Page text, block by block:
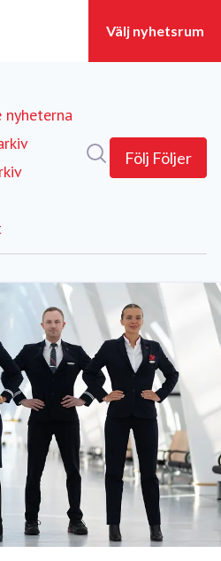
nyheterna
Följ Följer